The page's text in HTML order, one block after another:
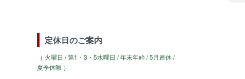
定休日のご案内
（ 火曜日 / 第1・3・5水曜日 / 年末年始 / 5月連休 /
夏季休暇 ）